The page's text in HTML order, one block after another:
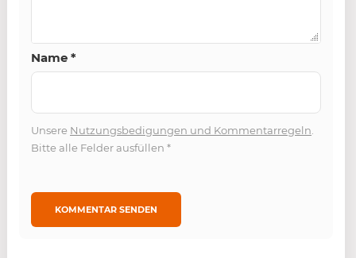
Name *
Unsere Nutzungsbedigungen und Kommentarregeln
Bitte alle Felder ausfüllen *